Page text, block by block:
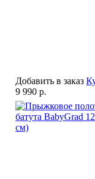
Добавить в заказ
9 990 р.